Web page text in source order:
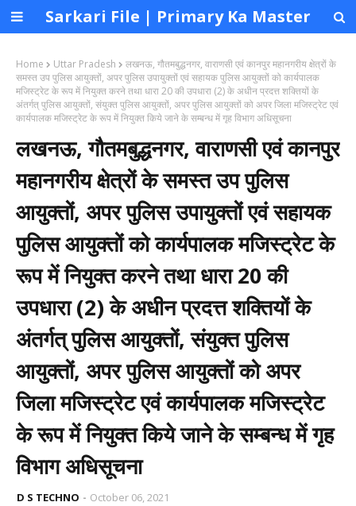
Sarkari File | Primary Ka Master
Home Uttar Pradesh
लखनऊ, गौतमबुद्धनगर, वाराणसी एवं कानपुर महानगरीय क्षेत्रों के
समस्त उप पुलिस आयुक्तों, अपर पुलिस उपायुक्तों एवं सहायक पुलिस आयुक्तों को कार्यपालक
मजिस्ट्रेट के रूप में नियुक्त करने तथा धारा 20 की उपधारा (2) के अधीन प्रदत्त शक्तियों के
अंतर्गत् पुलिस आयुक्तों, संयुक्त पुलिस आयुक्तों, अपर पुलिस आयुक्तों को अपर जिला मजिस्ट्रेट एवं
कार्यपालक मजिस्ट्रेट के रूप में नियुक्त किये जाने के सम्बन्ध में गृह विभाग अधिसूचना
लखनऊ, गौतमबुद्धनगर, वाराणसी एवं कानपुर
महानगरीय क्षेत्रों के समस्त उप पुलिस
आयुक्तों, अपर पुलिस उपायुक्तों एवं सहायक
पुलिस आयुक्तों को कार्यपालक मजिस्ट्रेट के
रूप में नियुक्त करने तथा धारा 20 की
उपधारा (2) के अधीन प्रदत्त शक्तियों के
अंतर्गत् पुलिस आयुक्तों, संयुक्त पुलिस
आयुक्तों, अपर पुलिस आयुक्तों को अपर
जिला मजिस्ट्रेट एवं कार्यपालक मजिस्ट्रेट
के रूप में नियुक्त किये जाने के सम्बन्ध में गृह
विभाग अधिसूचना
D S TECHNO October 06, 2021